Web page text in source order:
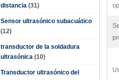
distancia (31)
Sensor ultrasónico subacuático
(12)
transductor de la soldadura
ultrasónica (10)
Transductor ultrasónico del